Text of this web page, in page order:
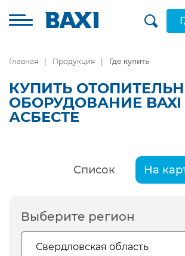
Главная Продукция Где купить
КУПИТЬ
ОБОРУДОВАНИЕ BAXI
АСБЕСТЕ
Список На
Выберите регион